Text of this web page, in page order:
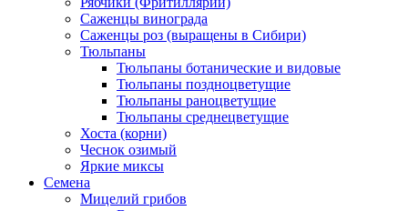
Саженцы винограда
Саженцы роз (выращены в Сибири)
Тюльпаны
Тюльпаны ботанические и видовые
Тюльпаны поздноцветущие
Тюльпаны раноцветущие
Тюльпаны среднецветущие
Хоста (корни)
Чеснок озимый
Яркие миксы
Семена
Мицелий грибов